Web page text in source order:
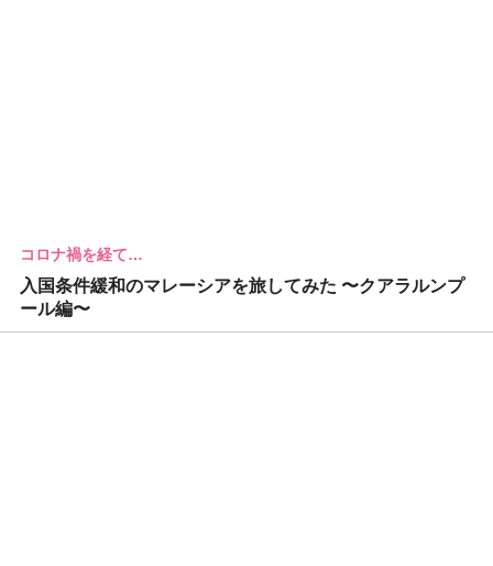
コロナ禍を経て…
入国条件緩和のマレーシアを旅してみた 〜クアラルンプ
ール編〜